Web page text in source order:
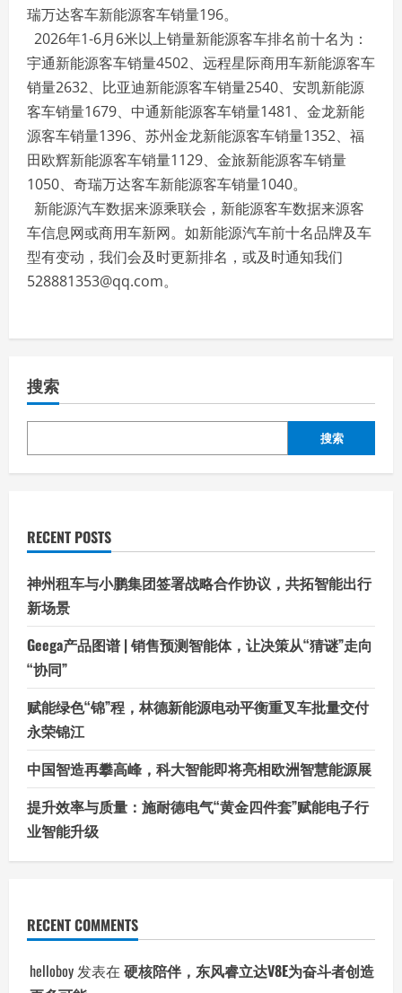
瑞万达客车新能源客车销量196。
2026年1-6月6米以上销量新能源客车排名前十名为：
宇通新能源客车销量4502、远程星际商用车新能源客车
销量2632、比亚迪新能源客车销量2540、安凯新能源
客车销量1679、中通新能源客车销量1481、金龙新能
源客车销量1396、苏州金龙新能源客车销量1352、福
田欧辉新能源客车销量1129、金旅新能源客车销量
1050、奇瑞万达客车新能源客车销量1040。
新能源汽车数据来源乘联会，新能源客车数据来源客
车信息网或商用车新网。如新能源汽车前十名品牌及车
型有变动，我们会及时更新排名，或及时通知我们
528881353@qq.com。
搜索
搜索
RECENT POSTS
神州租车与小鹏集团签署战略合作协议，共拓智能出行
新场景
Geega产品图谱 | 销售预测智能体，让决策从“猜谜”走向
“协同”
赋能绿色“锦”程，林德新能源电动平衡重叉车批量交付
永荣锦江
中国智造再攀高峰，科大智能即将亮相欧洲智慧能源展
提升效率与质量：施耐德电气“黄金四件套”赋能电子行
业智能升级
RECENT COMMENTS
helloboy发表在 硬核陪伴，东风睿立达V8E为奋斗者创造